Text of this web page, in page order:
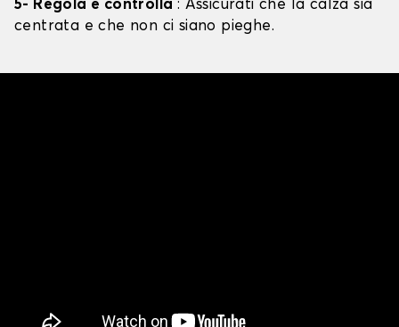
5- Regola e controlla : Assicurati che la calza sia
centrata e che non ci siano pieghe.